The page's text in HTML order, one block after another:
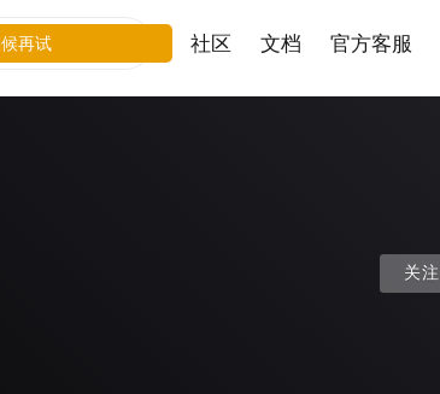
社区 文档 官方客服
关注
再试